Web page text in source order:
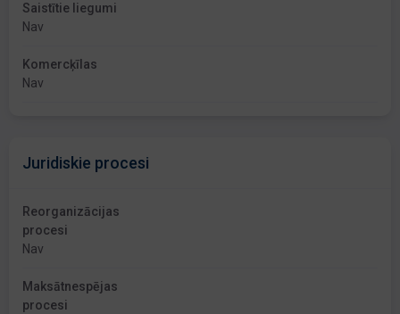
Saistītie liegumi
Nav
Komercķīlas
Nav
Juridiskie procesi
Reorganizācijas
procesi
Nav
Maksātnespējas
procesi